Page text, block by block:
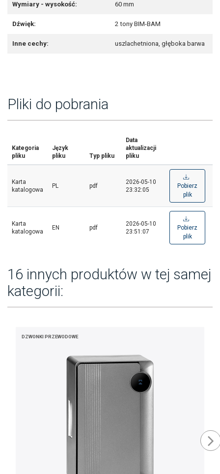
Wymiary - wysokość: 60 mm
Dźwięk: 2 tony BIM-BAM
Inne cechy: uszlachetniona, głęboka barwa
Pliki do pobrania
Kategoria
pliku
Język
pliku
Typ pliku
Data
aktualizacji
pliku
Karta
katalogowa
PL pdf
2026-05-10
23:32:05
Pobierz
plik
Karta
katalogowa
EN pdf
2026-05-10
23:51:07
Pobierz
plik
16 innych produktów w tej samej
kategorii:
DZWONKI PRZEWODOWE